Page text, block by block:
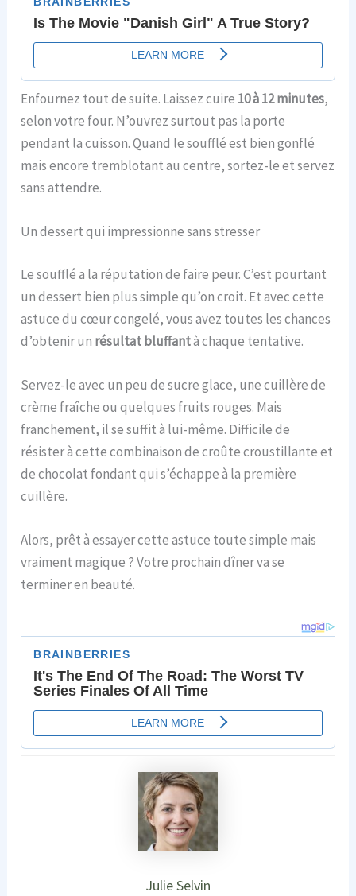
Enfournez tout de suite. Laissez cuire 10 à 12 minutes,
selon votre four. N’ouvrez surtout pas la porte
pendant la cuisson. Quand le soufflé est bien gonflé
mais encore tremblotant au centre, sortez-le et servez
sans attendre.
Un dessert qui impressionne sans stresser
Le soufflé a la réputation de faire peur. C’est pourtant
un dessert bien plus simple qu’on croit. Et avec cette
astuce du cœur congelé, vous avez toutes les chances
d’obtenir un résultat bluffantà chaque tentative.
Servez-le avec un peu de sucre glace, une cuillère de
crème fraîche ou quelques fruits rouges. Mais
franchement, il se suffit à lui-même. Difficile de
résister à cette combinaison de croûte croustillante et
de chocolat fondant qui s’échappe à la première
cuillère.
Alors, prêt à essayer cette astuce toute simple mais
vraiment magique ? Votre prochain dîner va se
terminer en beauté.
Julie Selvin